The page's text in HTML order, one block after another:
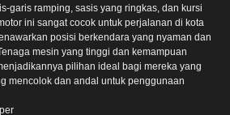
garis ramping, sasis yang ringkas, dan kursi
ini sangat cocok untuk perjalanan di kota
posisi berkendara yang nyaman dan
mesin yang tinggi dan kemampuan
pilihan ideal bagi mereka yang
mencolok dan andal untuk penggunaan